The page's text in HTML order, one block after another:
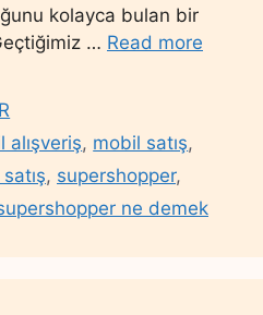
kolayca bulan bir
… Read more
alışveriş, mobil satış,
, supershopper,
ne demek